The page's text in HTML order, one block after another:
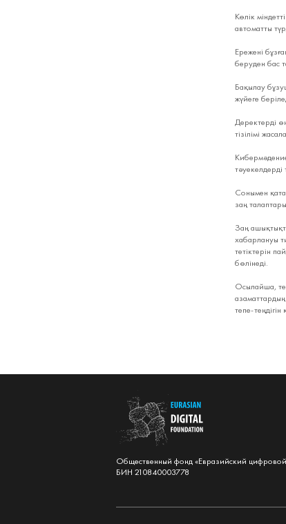
Көлік
автоматты
Ережені
беруден бас
Бақылау
жүйеге
Деректерді
тізілімі
тәуекелдерді
Сонымен
заң
Заң
хабарлануы
тетіктерін
бөлінеді.
Осылайша,
тепе-
Общественный фонд «Евразийский
БИН 210840003778